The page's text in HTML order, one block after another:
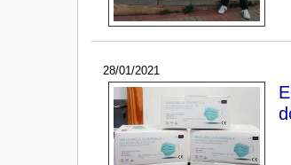
28/01/2021